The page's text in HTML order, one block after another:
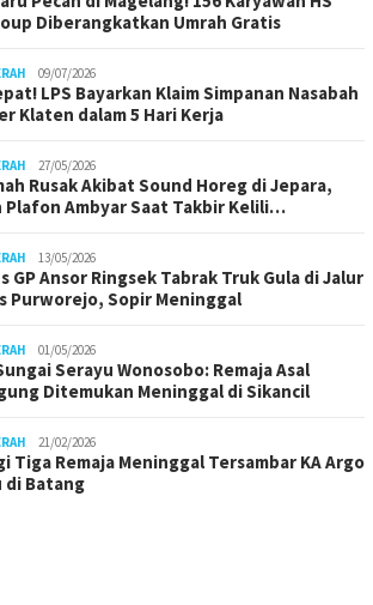
Diberangkatkan Umrah Gratis
09/07/2026
LPS Bayarkan Klaim Simpanan Nasabah
Klaten dalam 5 Hari Kerja
27/05/2026
Rusak Akibat Sound Horeg di Jepara,
Plafon Ambyar Saat Takbir Kelili…
13/05/2026
GP Ansor Ringsek Tabrak Truk Gula di Jalur
Purworejo, Sopir Meninggal
01/05/2026
Serayu Wonosobo: Remaja Asal
Ditemukan Meninggal di Sikancil
21/02/2026
Tiga Remaja Meninggal Tersambar KA Argo
di Batang